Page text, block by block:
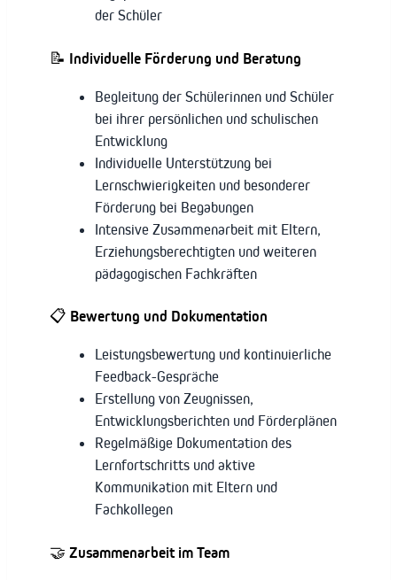
der Schüler
📝 Individuelle Förderung und Beratung
Begleitung der Schülerinnen und Schüler
bei ihrer persönlichen und schulischen
Entwicklung
Individuelle Unterstützung bei
Lernschwierigkeiten und besonderer
Förderung bei Begabungen
Intensive Zusammenarbeit mit Eltern,
Erziehungsberechtigten und weiteren
pädagogischen Fachkräften
📋 Bewertung und Dokumentation
Leistungsbewertung und kontinuierliche
Feedback-Gespräche
Erstellung von Zeugnissen,
Entwicklungsberichten und Förderplänen
Regelmäßige Dokumentation des
Lernfortschritts und aktive
Kommunikation mit Eltern und
Fachkollegen
🤝 Zusammenarbeit im Team